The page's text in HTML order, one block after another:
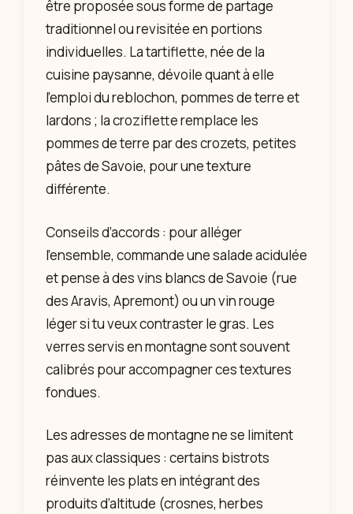
être proposée sous forme de partage
traditionnel ou revisitée en portions
individuelles. La tartiflette, née de la
cuisine paysanne, dévoile quant à elle
l’emploi du reblochon, pommes de terre et
lardons ; la croziflette remplace les
pommes de terre par des crozets, petites
pâtes de Savoie, pour une texture
différente.
Conseils d’accords : pour alléger
l’ensemble, commande une salade acidulée
et pense à des vins blancs de Savoie (rue
des Aravis, Apremont) ou un vin rouge
léger si tu veux contraster le gras. Les
verres servis en montagne sont souvent
calibrés pour accompagner ces textures
fondues.
Les adresses de montagne ne se limitent
pas aux classiques : certains bistrots
réinvente les plats en intégrant des
produits d’altitude (crosnes, herbes